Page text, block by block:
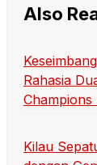
Also
Rahasia
Champions
Kilau